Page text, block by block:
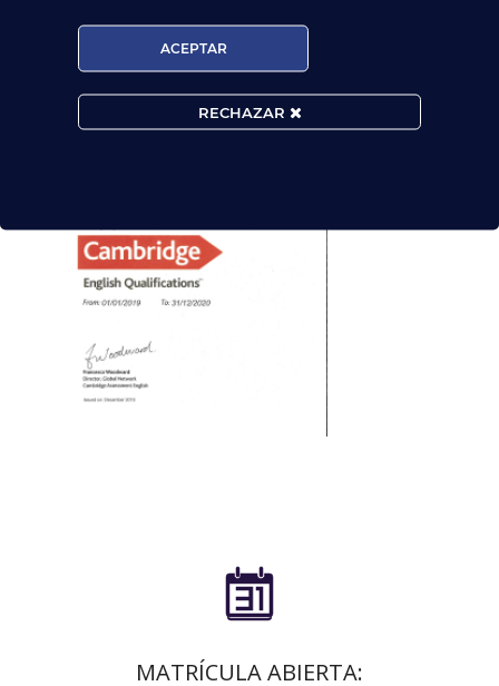

MATRÍCULA ABIERTA:
ACEPTAR
RECHAZAR